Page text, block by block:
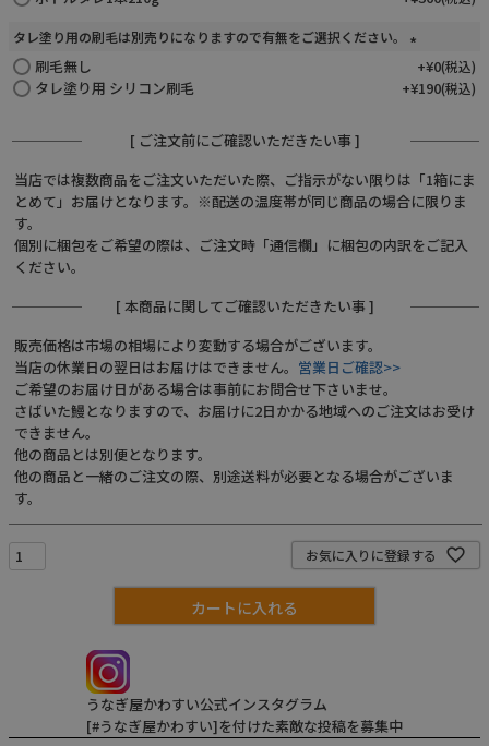
)
タレ塗り用の刷毛は別売りになりますので有無をご選択ください。
必
刷毛無し +¥0 税込
タレ塗り用 シリコン刷毛 +¥190 税込
[ ご注文前にご確認いただきたい事 ]
当店では複数商品をご注文いただいた際、ご指示がない限りは「1箱にま
とめて」お届けとなります。※配送の温度帯が同じ商品の場合に限りま
す。
個別に梱包をご希望の際は、ご注文時「通信欄」に梱包の内訳をご記入
ください。
[ 本商品に関してご確認いただきたい事 ]
販売価格は市場の相場により変動する場合がございます。
当店の休業日の翌日はお届けはできません。 営業日ご確認>>
ご希望のお届け日がある場合は事前にお問合せ下さいませ。
さばいた鰻となりますので、お届けに2日かかる地域へのご注文はお受け
できません。
他の商品とは別便となります。
他の商品と一緒のご注文の際、別途送料が必要となる場合がございま
す。
お気に入りに登録する
カートに入れる
うなぎ屋かわすい公式インスタグラム
[#うなぎ屋かわすい]を付けた素敵な投稿を募集中